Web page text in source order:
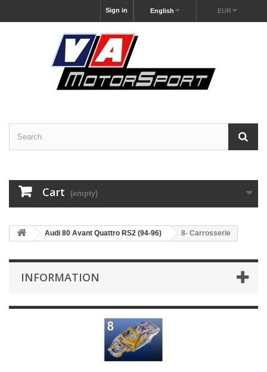
EUR
English
Sign in
Cart (empty)
Audi 80 Avant Quattro RS2 (94-96) 8- Carrosserie
INFORMATION